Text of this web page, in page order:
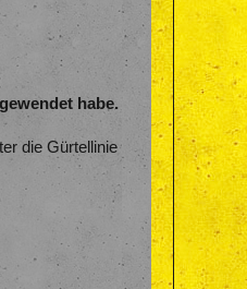
habe.
die Gürtellinie